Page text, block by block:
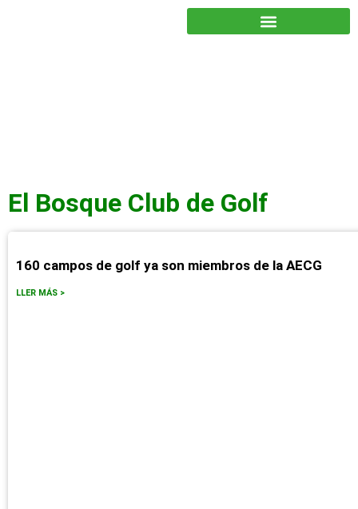
El Bosque Club de Golf
160 campos de golf ya son miembros de la AECG
LLER MÁS >